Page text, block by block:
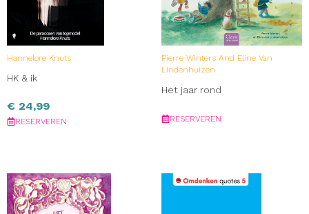
Hannelore Knuts
HK & ik
€ 24,99
RESERVEREN
Pierre Winters And Eline Van
Lindenhuizen
Het jaar rond
RESERVEREN